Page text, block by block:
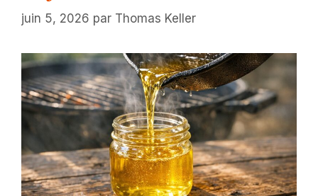
juin 5, 2026 par Thomas Keller